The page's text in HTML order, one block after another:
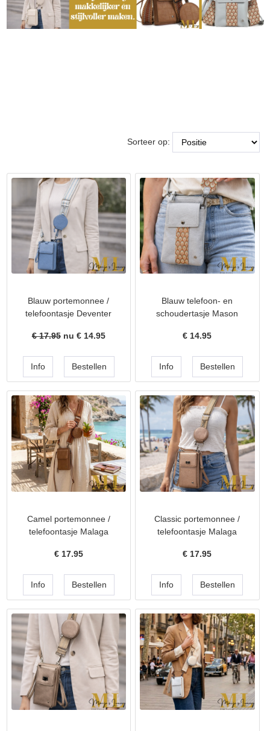
Sorteer op:
Blauw portemonnee /
telefoontasje Deventer
€ 17.95nu € 14.95
Blauw telefoon- en
schoudertasje Mason
€14.95
Camel portemonnee /
telefoontasje Malaga
€ 17.95
Classic portemonnee /
telefoontasje Malaga
€ 17.95